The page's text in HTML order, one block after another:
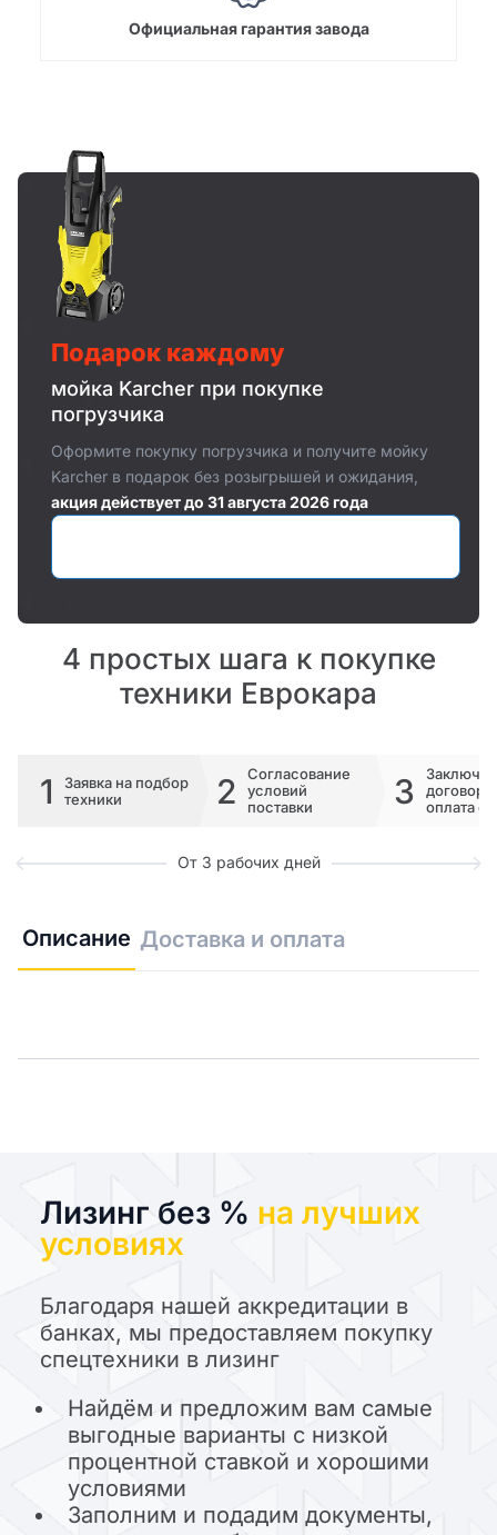
Официальная гарантия завода
Подарок каждому
мойка Karcher при покупке
погрузчика
Оформите покупку погрузчика и получите мойку
Karcher в подарок без розыгрышей и ожидания,
акция действует до 31 августа 2026 года
4 простых шага к покупке
техники Еврокара
1
Заявка на подбор
техники
2
Согласование
условий
поставки
3
договора
оплата
От 3 рабочих дней
Описание Доставка и оплата
Лизинг без % на лучших
условиях
Благодаря нашей аккредитации в
банках, мы предоставляем покупку
спецтехники в лизинг
Найдём и предложим вам самые
выгодные варианты с низкой
процентной ставкой и хорошими
условиями
Заполним и подадим документы,